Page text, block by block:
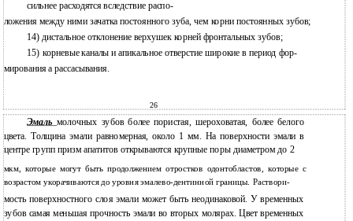
сильнее расходятся вследствие распо-
ложения между ними зачатка постоянного зуба, чем корни постоянных зубов;
14) дистальное отклонение верхушек корней фронтальных зубов;
15) корневые каналы и апикальное отверстие широкие в период фор-
мирования а рассасывания.
26
Эмальмолочных зубов более пористая, шероховатая, более белого
цвета. Толщина эмали равномерная, около 1 мм. На поверхности эмали в
центре групп призм апатитов открываются крупные поры диаметром до 2
мкм, которые могут быть продолжением отростков одонтобластов, которые с
возрастом укорачиваются до уровня эмалево-дентинной границы. Раствори-
мость поверхностного слоя эмали может быть неодинаковой. У временных
зубов самая меньшая прочность эмали во вторых молярах. Цвет временных